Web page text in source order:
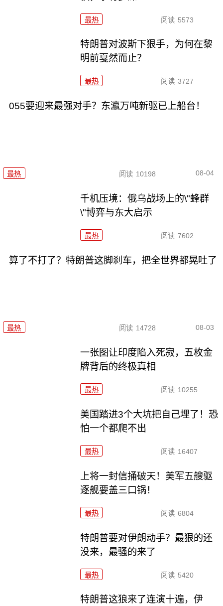
最热 阅读 5573
特朗普对波斯下狠手，为何在黎
明前戛然而止？
最热 阅读 3727
055要迎来最强对手？东瀛万吨新驱已上船台！
最热 阅读 10198 08-04
千机压境：俄乌战场上的\"蜂群
\"博弈与东大启示
最热 阅读 7602
算了不打了？特朗普这脚刹车，把全世界都晃吐了
最热 阅读 14728 08-03
一张图让印度陷入死寂，五枚金
牌背后的终极真相
最热 阅读 10255
美国踏进3个大坑把自己埋了！恐
怕一个都爬不出
最热 阅读 16407
上将一封信捅破天！美军五艘驱
逐舰要盖三口锅！
最热 阅读 6804
特朗普要对伊朗动手？最狠的还
没来，最骚的来了
最热 阅读 5420
特朗普这狼来了连演十遍，伊